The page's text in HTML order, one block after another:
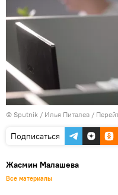
© Sputnik / Илья Питалев /
Подписаться
Жасмин Малашева
Все материалы